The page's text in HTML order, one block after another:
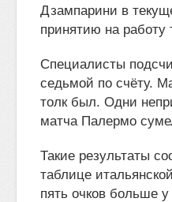
Дзампарини в
принятию на работу
Специалисты
седьмой по счёту.
толк был. Одни
матча Палермо
Такие результаты
таблице
пять очков больше